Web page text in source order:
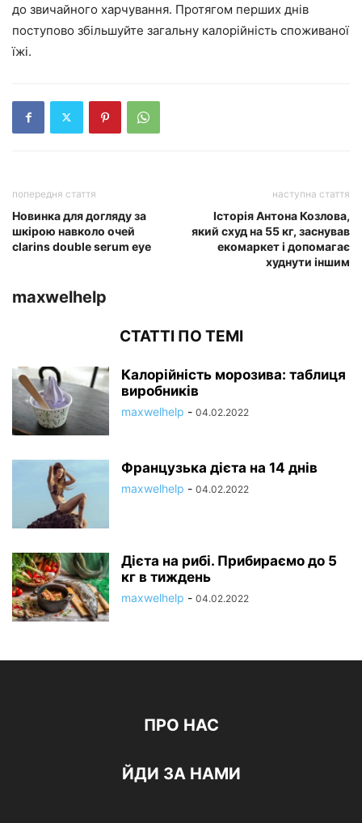
до звичайного харчування. Протягом перших днів
поступово збільшуйте загальну калорійність споживаної
їжі.
попередня стаття
Новинка для догляду за
шкірою навколо очей
clarins double serum eye
наступна стаття
Історія Антона Козлова,
який схуд на 55 кг, заснував
екомаркет і допомагає
худнути іншим
maxwelhelp
СТАТТІ ПО ТЕМІ
Калорійність морозива: таблиця
виробників
maxwelhelp - 04.02.2022
Французька дієта на 14 днів
maxwelhelp - 04.02.2022
Дієта на рибі. Прибираємо до 5
кг в тиждень
maxwelhelp - 04.02.2022
ПРО НАС
ЙДИ ЗА НАМИ